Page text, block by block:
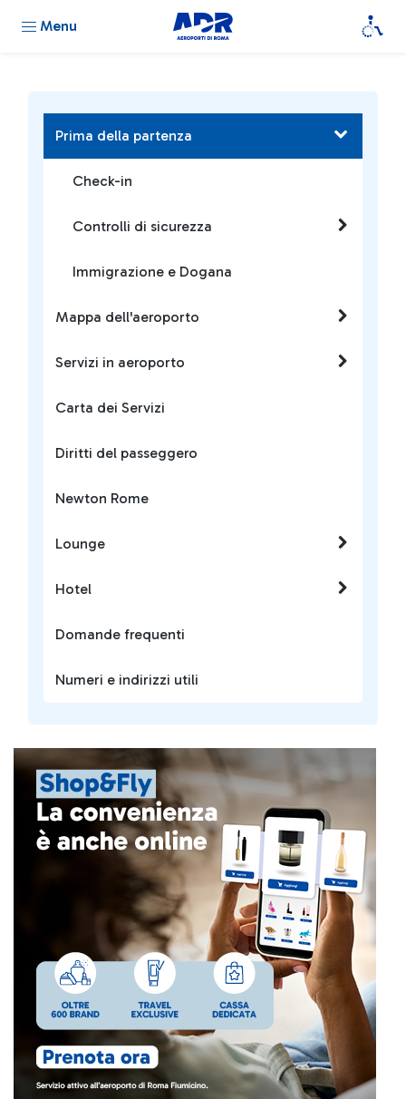
Menu
Prima della partenza
Check-in
Controlli di sicurezza
Immigrazione e Dogana
Mappa dell'aeroporto
Servizi in aeroporto
Carta dei Servizi
Diritti del passeggero
Newton Rome
Lounge
Hotel
Domande frequenti
Numeri e indirizzi utili